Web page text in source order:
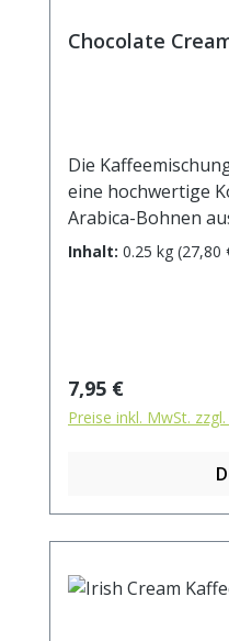
Chocolate
Die
eine hochwertige
Arabica-Bohnen
Südamerika. In
willkommene
Kaffeetafel!
Arabica), Aroma.
Inhalt: 0.25 kg (27,80
Regulärer Preis:
7,95 €
Preise inkl. MwSt.